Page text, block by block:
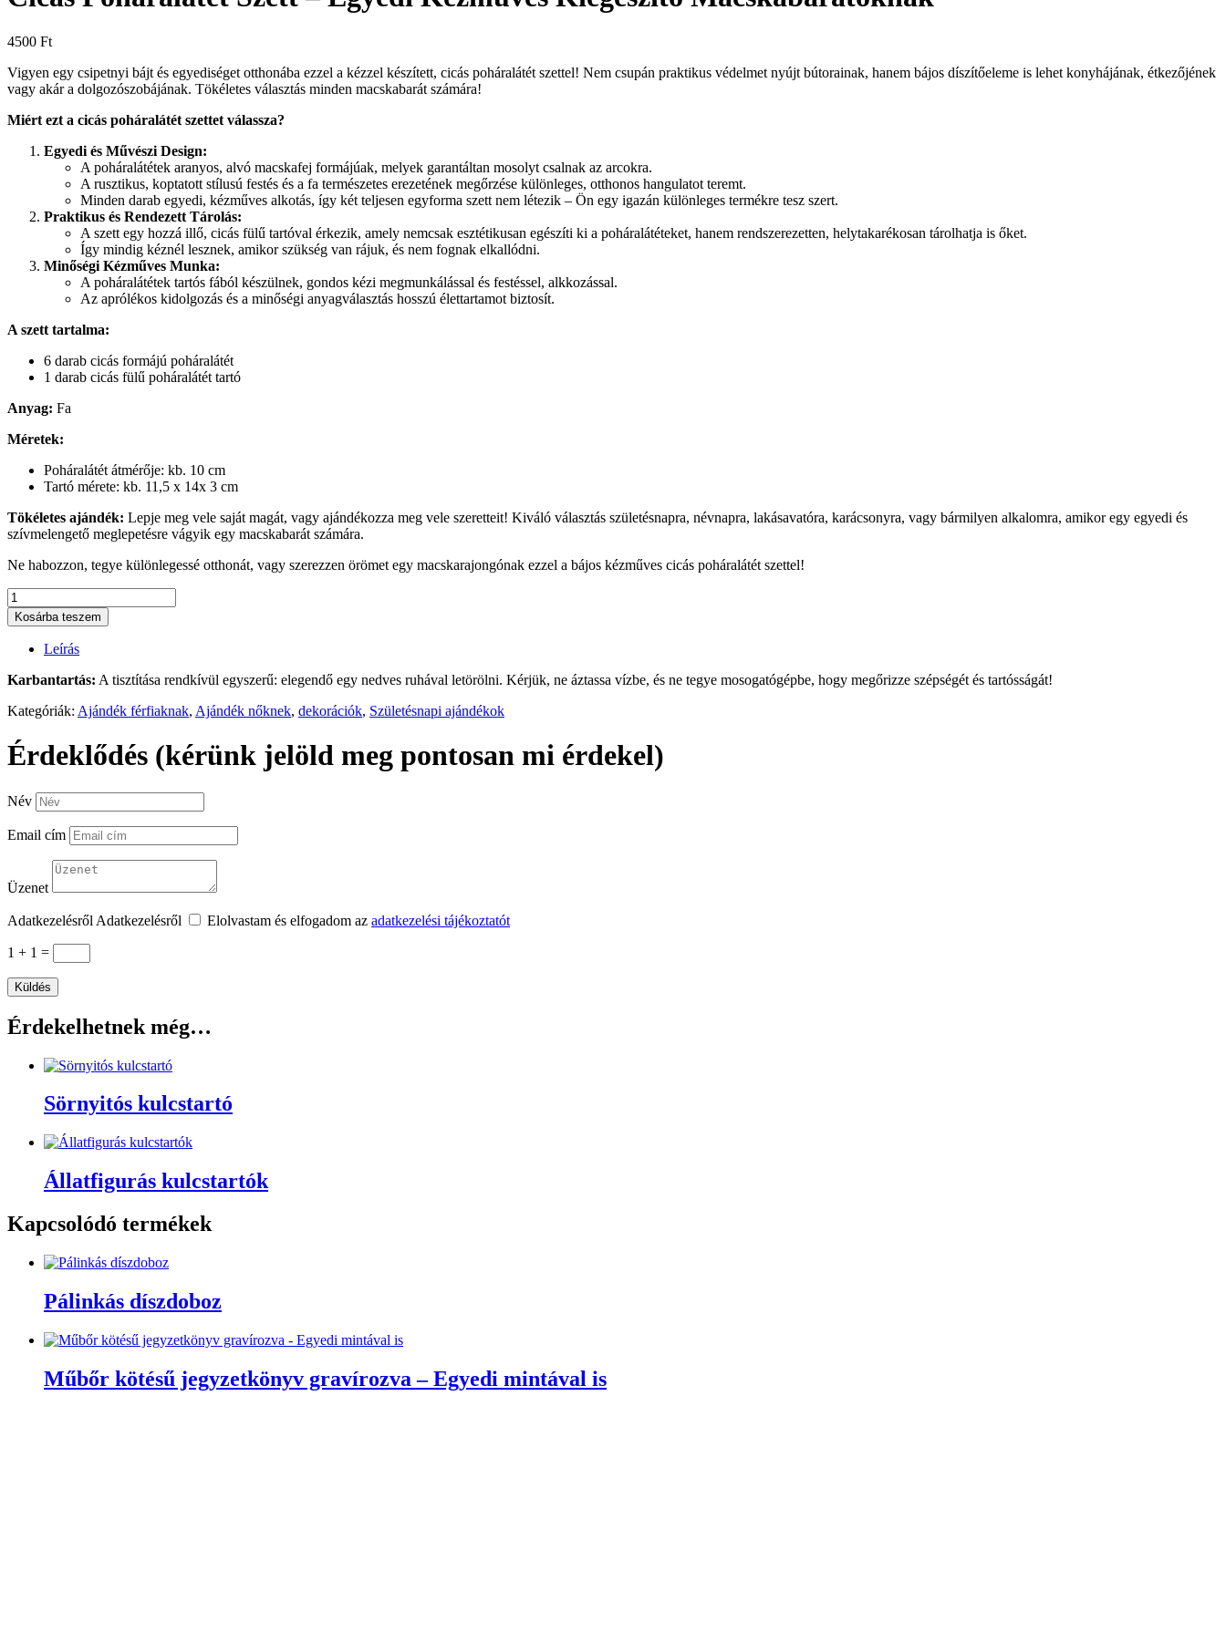
4500 Ft
Vigyen egy csipetnyi bájt és egyediséget otthonába ezzel a kézzel készített, cicás poháralátét szettel! Nem csupán praktikus védelmet nyújt bútorainak, hanem bájos díszítőeleme is lehet konyhájának, étkezőjének
vagy akár a dolgozószobájának. Tökéletes választás minden macskabarát számára!
Miért ezt a cicás poháralátét szettet válassza?
Egyedi és Művészi Design:
A poháralátétek aranyos, alvó macskafej formájúak, melyek garantáltan mosolyt csalnak az arcokra.
A rusztikus, koptatott stílusú festés és a fa természetes erezetének megőrzése különleges, otthonos hangulatot teremt.
Minden darab egyedi, kézműves alkotás, így két teljesen egyforma szett nem létezik – Ön egy igazán különleges termékre tesz szert.
Praktikus és Rendezett Tárolás:
A szett egy hozzá illő, cicás fülű tartóval érkezik, amely nemcsak esztétikusan egészíti ki a poháralátéteket, hanem rendszerezetten, helytakarékosan tárolhatja is őket.
Így mindig kéznél lesznek, amikor szükség van rájuk, és nem fognak elkallódni.
Minőségi Kézműves Munka:
A poháralátétek tartós fából készülnek, gondos kézi megmunkálással és festéssel, alkkozással.
Az aprólékos kidolgozás és a minőségi anyagválasztás hosszú élettartamot biztosít.
A szett tartalma:
6 darab cicás formájú poháralátét
1 darab cicás fülű poháralátét tartó
Anyag: Fa
Méretek:
Poháralátét átmérője: kb. 10 cm
Tartó mérete: kb. 11,5 x 14x 3 cm
Tökéletes ajándék: Lepje meg vele saját magát, vagy ajándékozza meg vele szeretteit! Kiváló választás születésnapra, névnapra, lakásavatóra, karácsonyra, vagy bármilyen alkalomra, amikor egy egyedi és
szívmelengető meglepetésre vágyik egy macskabarát számára.
Ne habozzon, tegye különlegessé otthonát, vagy szerezzen örömet egy macskarajongónak ezzel a bájos kézműves cicás poháralátét szettel!
Cicás
Poháralátét
Szett
Egyedi
Kézműves
Macskabarátoknak
Kosárba teszem
Leírás
Karbantartás: A tisztítása rendkívül egyszerű: elegendő egy nedves ruhával letörölni. Kérjük, ne áztassa vízbe, és ne tegye mosogatógépbe, hogy megőrizze szépségét és tartósságát!
Kategóriák: Ajándék férfiaknak, Ajándék nőknek, dekorációk, Születésnapi ajándékok
Érdeklődés (kérünk jelöld meg pontosan mi érdekel)
Név
Email cím
Üzenet
Adatkezelésről Adatkezelésről Elolvastam és elfogadom az adatkezelési tájékoztatót
1 + 1 =
Küldés
Érdekelhetnek még…
Sörnyitós kulcstartó
Állatfigurás kulcstartók
Kapcsolódó termékek
Pálinkás díszdoboz
Műbőr kötésű jegyzetkönyv gravírozva – Egyedi mintával is